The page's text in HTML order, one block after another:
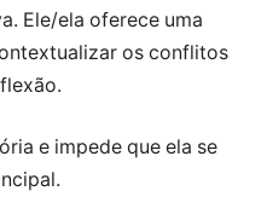
Ele/ela oferece uma
os conflitos
e impede que ela se